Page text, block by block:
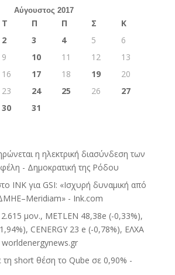
Αύγουστος 2017
Τ Π Π Σ
Κ
2 3 4 5
6
9 10 11 12
13
16 17 18 19
20
23 24 25 26
27
30
31
η ηλεκτρική διασύνδεση των
- Δημοκρατική της Ρόδου
INK για GSI: «Ισχυρή δυναμική από
- Ink.com
μον., METLEN 48,38e (-0,33%),
CENERGY 23 e (-0,78%), ΕΛΧΑ
short θέση το Qube σε 0,90% -